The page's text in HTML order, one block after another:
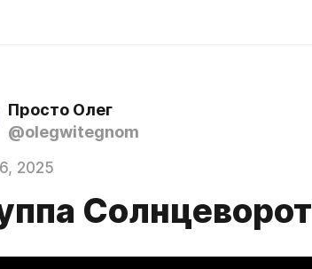
Просто Олег
@olegwitegnom
2025
Солнцеворот